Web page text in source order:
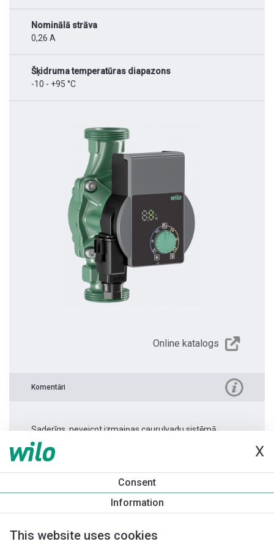
X
Consent
Information
This website uses cookies
Nominālā strāva
0,26 A
Šķidruma temperatūras diapazons
-10 - +95 °C
Online katalogs
Komentāri
Saderīgs, neveicot izmaiņas cauruļvadu sistēmā.
Produkta informācija
Yonos PICO 15/1-4 -130 1.0